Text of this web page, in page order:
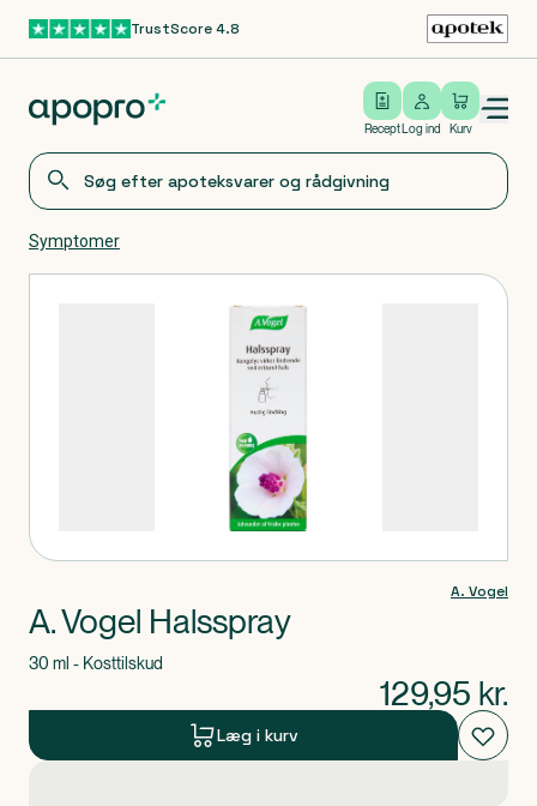
Gå til hovedindholdTrustScore 4.8
Recept
Log ind
Log ind Kurv
Open/close menu
Symptomer
A. Vogel
A. Vogel Halsspray
30 ml - Kosttilskud
129,95 kr.
Læg i kurv